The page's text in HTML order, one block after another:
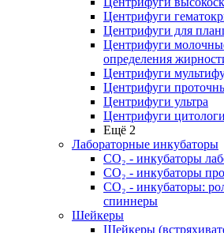
Центрифуги
Центрифуги для
Центрифуги
определения
Центрифуги
Центрифуги
Центрифуги ультра
Центрифуги
Ещё 2
Лабораторные инкубаторы
СО₂ - инкубаторы
СО₂ - инкубаторы
СО₂ - инкубаторы:
спиннеры
Шейкеры
Шейкеры